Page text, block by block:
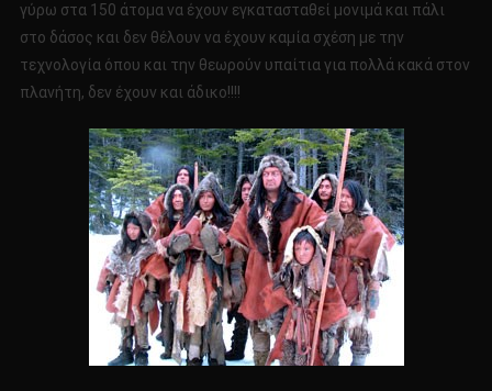
γύρω στα 150 άτομα να έχουν εγκατασταθεί μονιμά και πάλι
στο δάσος και δεν θέλουν να έχουν καμία σχέση με την
τεχνολογία όπου και την θεωρούν υπαίτια για πολλά κακά στον
πλανήτη, δεν έχουν και άδικο!!!!